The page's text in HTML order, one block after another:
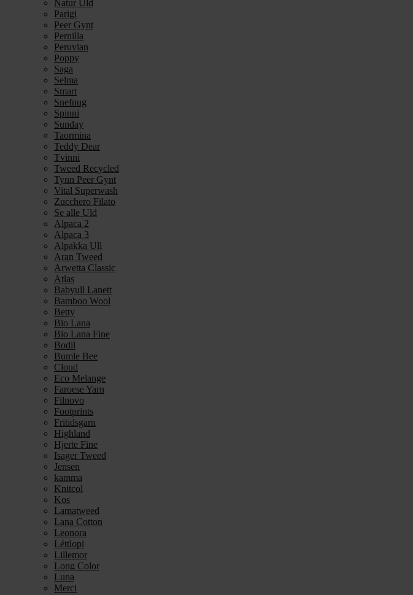
Natur Uld
Parigi
Peer Gynt
Pernilla
Peruvian
Poppy
Saga
Selma
Smart
Snefnug
Spinni
Sunday
Taormina
Teddy Dear
Tvinni
Tweed Recycled
Tynn Peer Gynt
Vital Superwash
Zucchero Filato
Se alle Uld
Alpaca 2
Alpaca 3
Alpakka Ull
Aran Tweed
Arwetta Classic
Atlas
Babyull Lanett
Bamboo Wool
Betty
Bio Lana
Bio Lana Fine
Bodil
Bumle Bee
Cloud
Eco Melange
Faroese Yarn
Filnovo
Footprints
Fritidsgarn
Highland
Hjerte Fine
Isager Tweed
Jensen
kamma
Knitcol
Kos
Lamatweed
Lana Cotton
Leonora
Léttlopi
Lillemor
Long Color
Luna
Merci